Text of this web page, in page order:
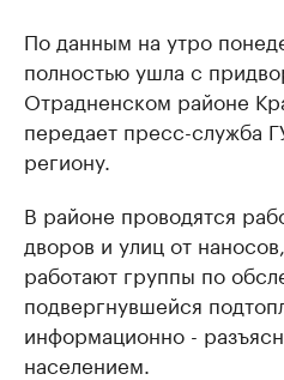
По данным на утро
полностью ушла с
Отрадненском районе
передает пресс-служба
региону.
В районе проводятся
дворов и улиц от
работают группы по
подвергнувшейся
информационно -
населением.